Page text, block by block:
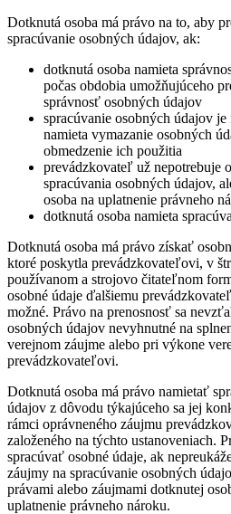
Dotknutá osoba má právo na to, aby
spracúvanie osobných údajov, ak:
dotknutá osoba namieta
počas obdobia umožňujúceho
správnosť osobných údajov
spracúvanie osobných údajov je
namieta vymazanie osobných
obmedzenie ich použitia
prevádzkovateľ už nepotrebuje
spracúvania osobných údajov,
osoba na uplatnenie právneho
dotknutá osoba namieta
Dotknutá osoba má právo získať
ktoré poskytla prevádzkovateľovi, v
používanom a strojovo čitateľnom
osobné údaje ďalšiemu
možné. Právo na prenosnosť sa
osobných údajov nevyhnutné na
verejnom záujme alebo pri výkone
prevádzkovateľovi.
Dotknutá osoba má právo namietať
údajov z dôvodu týkajúceho sa jej
rámci oprávneného záujmu
založeného na týchto ustanoveniach.
spracúvať osobné údaje, ak
záujmy na spracúvanie osobných
právami alebo záujmami dotknutej
uplatnenie právneho nároku.